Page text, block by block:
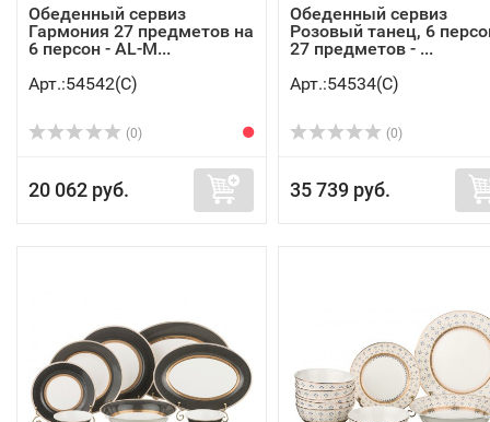
Обеденный сервиз
Гармония 27 предметов на
6 персон - AL-M...
Арт.:54542(C)
(0)
20 062 руб.
Обеденный сервиз
Розовый танец, 6
27 предметов - ...
Арт.:54534(C)
(0)
35 739 руб.